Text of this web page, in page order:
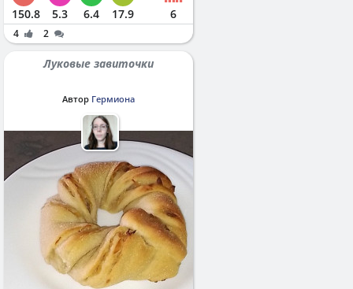
150.8 5.3 6.4 17.9 6
4 2
Луковые завиточки
Автор Гермиона